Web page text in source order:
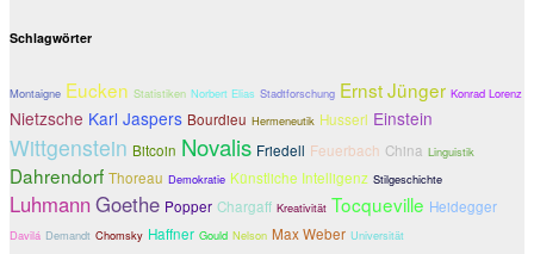
Schlagwörter
Montaigne Eucken Statistiken Norbert Elias Stadtforschung Ernst Jünger Konrad Lorenz
Nietzsche Karl Jaspers Bourdieu Hermeneutik Husserl Einstein
Wittgenstein Bitcoin Novalis Friedell Feuerbach China Linguistik
Dahrendorf Thoreau Demokratie Künstliche Intelligenz Stilgeschichte
Luhmann Goethe Popper Chargaff Kreativität Tocqueville Heidegger
Davilá Demandt Chomsky Haffner Gould Nelson Max Weber Universität